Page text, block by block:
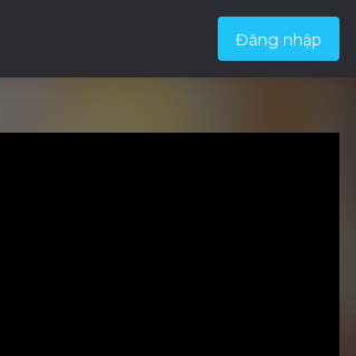
Đăng nhập